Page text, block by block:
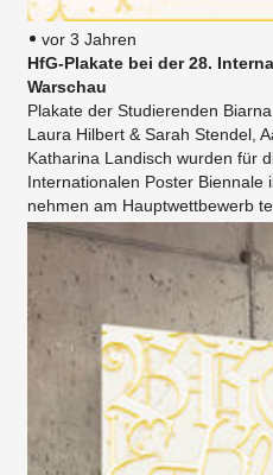
vor 3 Jahren
HfG-Plakate bei der 28.
Warschau
Plakate der Studierenden
Laura Hilbert & Sarah Stendel,
Katharina Landisch wurden für
Internationalen Poster Biennale
nehmen am Hauptwettbewerb